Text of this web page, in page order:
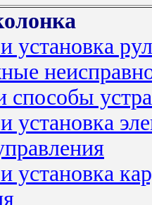
установка
способы
установка
установка